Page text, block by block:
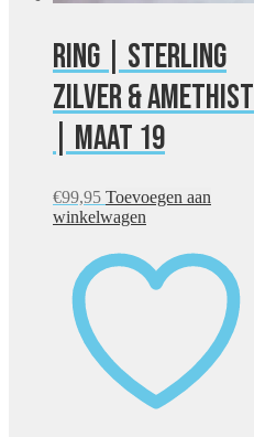
Ring | Sterling
zilver & amethist
| maat 19
€99,95 Toevoegen aan
winkelwagen